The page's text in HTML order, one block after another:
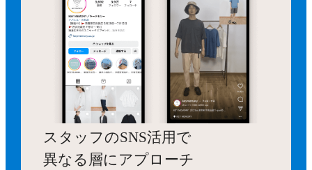
スタッフのSNS活用で
異なる層にアプローチ